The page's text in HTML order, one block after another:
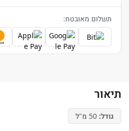
תשלום מאובטח:
תיאור
גודל: